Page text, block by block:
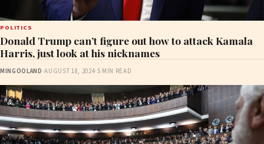
POLITICS
Donald Trump can’t figure out how to attack Kamala
Harris, just look at his nicknames
MINGOOLAND ·AUGUST 18, 2024·5 MIN READ